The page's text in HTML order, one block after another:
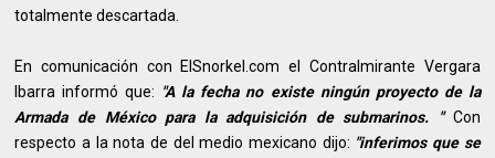
totalmente descartada.
En comunicación con ElSnorkel.com el Contralmirante Vergara
Ibarra informó que: "A la fecha no existe ningún proyecto de la
Armada de México para la adquisición de submarinos. "Con
respecto a la nota de del medio mexicano dijo: "inferimos que se